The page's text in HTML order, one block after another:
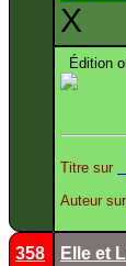
X
Édition
Titre sur
Auteur sur
358 Elle et